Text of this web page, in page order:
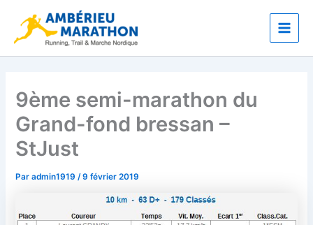
contenu
Main
9ème semi-marathon du
Grand-fond bressan –
StJust
Paradmin1919/9 février 2019